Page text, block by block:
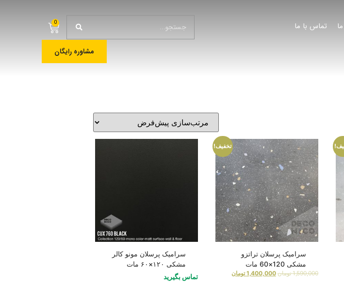
تماس با ما 0
مشاوره رایگان
تخفیف!
سرامیک پرسلان تراتزو
مشکی 120×60 مات
1,590,000 تومان 1,400,000 تومان
سرامیک پرسلان مونو کالر
مشکی ۱۲۰×۶۰ مات
تماس بگیرید